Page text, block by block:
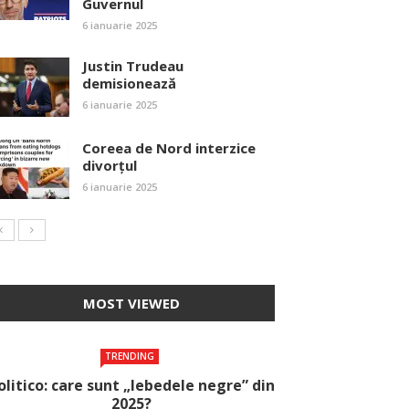
Guvernul
6 ianuarie 2025
Justin Trudeau
demisionează
6 ianuarie 2025
Coreea de Nord interzice
divorțul
6 ianuarie 2025
MOST VIEWED
TRENDING
care sunt „lebedele negre” din
2025?